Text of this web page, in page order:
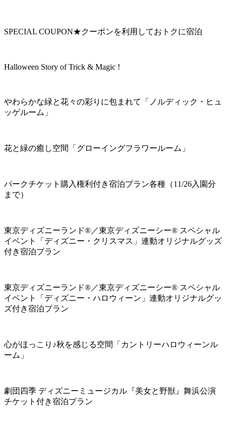
SPECIAL COUPON★クーポンを利用しておトクに宿泊
Halloween Story of Trick & Magic !
やわらかな緑と花々の彩りに包まれて「ノルディック・ヒュ
ッゲルーム」
花と緑の癒し空間「グローイングフラワールーム」
パークチケット購入権利付き宿泊プラン各種（11/26入園分
まで）
東京ディズニーランド®／東京ディズニーシー® スペシャル
イベント「ディズニー・クリスマス」連動オリジナルグッズ
付き宿泊プラン
東京ディズニーランド®／東京ディズニーシー® スペシャル
イベント「ディズニー・ハロウィーン」連動オリジナルグッ
ズ付き宿泊プラン
心がほっこり♪秋を感じる空間「カントリーハロウィーンル
ーム」
劇団四季 ディズニーミュージカル『美女と野獣』舞浜公演
チケット付き宿泊プラン